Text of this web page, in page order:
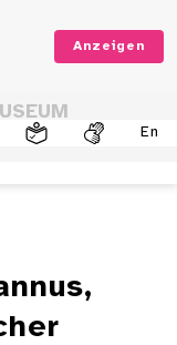
Anzeigen
En